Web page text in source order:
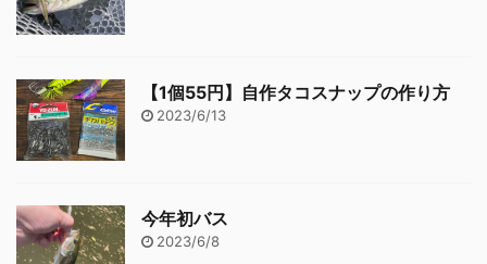
【1個55円】自作タコスナップの作り方
2023/6/13
今年初バス
2023/6/8